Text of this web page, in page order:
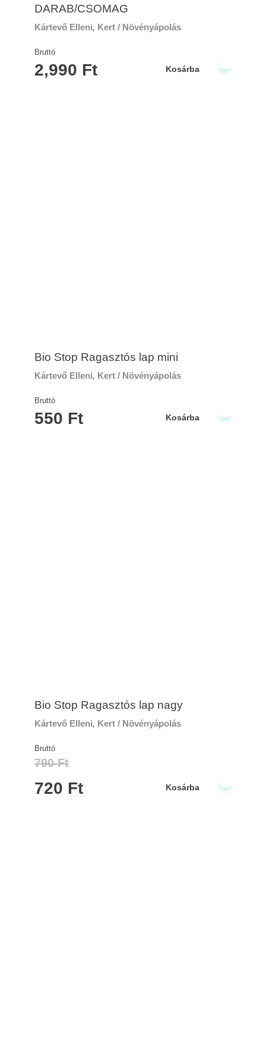
DARAB/CSOMAG
2,990 Ft
Bruttó
Kártevő Elleni, Kert / Növényápolás
Kosárba
Bio Stop Ragasztós lap mini
550 Ft
Bruttó
Kártevő Elleni, Kert / Növényápolás
Kosárba
Bio Stop Ragasztós lap nagy
720 Ft
790Ft
Bruttó
Kártevő Elleni, Kert / Növényápolás
Kosárba